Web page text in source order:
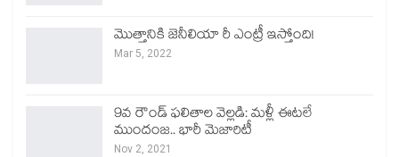
మొత్తానికి జెనీలియా రీ ఎంట్రీ ఇస్తోంది!
Mar 5, 2022
9వ రౌండ్ ఫలితాల వెల్లడి: మళ్లీ ఈటలే
ముందంజ.. భారీ మెజారిటీ
Nov 2, 2021